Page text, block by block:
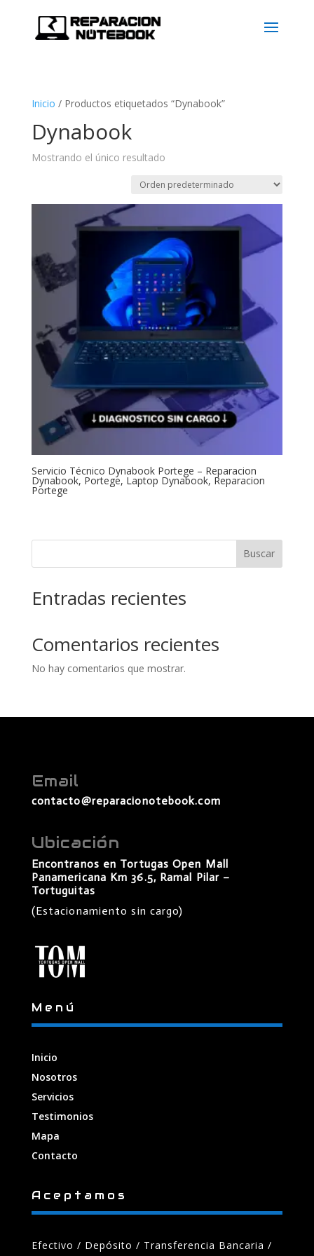
Inicio / Productos etiquetados “Dynabook”
Dynabook
Mostrando el único resultado
Servicio Técnico Dynabook Portege – Reparacion
Dynabook, Portege, Laptop Dynabook, Reparacion
Portege
Buscar
Entradas recientes
Comentarios recientes
No hay comentarios que mostrar.
Email
contacto@reparacionotebook.com
Ubicación
Encontranos en Tortugas Open Mall
Panamericana Km 36.5, Ramal Pilar –
Tortuguitas
(Estacionamiento sin cargo)
Menú
Inicio
Nosotros
Servicios
Testimonios
Mapa
Contacto
Aceptamos
Efectivo / Depósito / Transferencia Bancaria /